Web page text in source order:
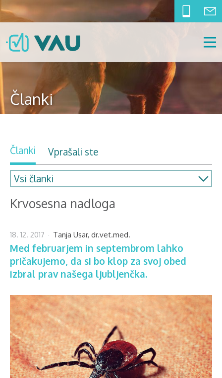
Članki
Članki Vprašali ste
Krvosesna nadloga
18. 12. 2017 Tanja Usar, dr.vet.med.
Med februarjem in septembrom lahko
pričakujemo, da si bo klop za svoj obed
izbral prav našega ljubljenčka.